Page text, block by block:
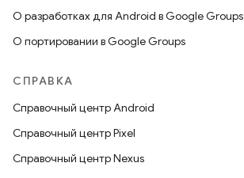
О разработках для Android в Google Groups
О портировании в Google Groups
СПРАВКА
Справочный центр Android
Справочный центр Pixel
Справочный центр Nexus